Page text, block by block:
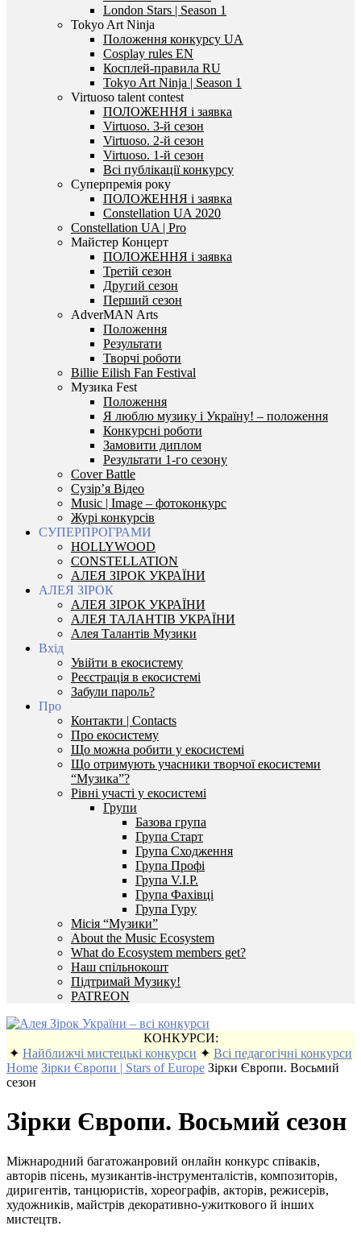
London Stars | Season 1
Tokyo Art Ninja
Положення конкурсу UA
Cosplay rules EN
Косплей-правила RU
Tokyo Art Ninja | Season 1
Virtuoso talent contest
ПОЛОЖЕННЯ і заявка
Virtuoso. 3-й сезон
Virtuoso. 2-й сезон
Virtuoso. 1-й сезон
Всі публікації конкурсу
Суперпремія року
ПОЛОЖЕННЯ і заявка
Constellation UA 2020
Constellation UA | Pro
Майстер Концерт
ПОЛОЖЕННЯ і заявка
Третій сезон
Другий сезон
Перший сезон
AdverMAN Arts
Положення
Результати
Творчі роботи
Billie Eilish Fan Festival
Музика Fest
Положення
Я люблю музику і Україну! – положення
Конкурсні роботи
Замовити диплом
Результати 1-го сезону
Cover Battle
Сузір’я Відео
Music | Image – фотоконкурс
Журі конкурсів
СУПЕРПРОГРАМИ
HOLLYWOOD
CONSTELLATION
АЛЕЯ ЗІРОК УКРАЇНИ
АЛЕЯ ЗІРОК
АЛЕЯ ЗІРОК УКРАЇНИ
АЛЕЯ ТАЛАНТІВ УКРАЇНИ
Алея Талантів Музики
Вхід
Увійти в екосистему
Реєстрація в екосистемі
Забули пароль?
Про
Контакти | Contacts
Про екосистему
Що можна робити у екосистемі
Що отримують учасники творчої екосистеми
“Музика”?
Рівні участі у екосистемі
Групи
Базова група
Група Старт
Група Сходження
Група Профі
Група V.I.P.
Група Фахівці
Група Гуру
Місія “Музики”
About the Music Ecosystem
What do Ecosystem members get?
Наш спільнокошт
Підтримай Музику!
PATREON
КОНКУРСИ:
✦ Найближчі мистецькі конкурси ✦ Всі педагогічні конкурси
Home Зірки Європи | Stars of Europe Зірки Європи. Восьмий
сезон
Зірки Європи. Восьмий сезон
Міжнародний багатожанровий онлайн конкурс співаків,
авторів пісень, музикантів-інструменталістів, композиторів,
диригентів, танцюристів, хореографів, акторів, режисерів,
художників, майстрів декоративно-ужиткового й інших
мистецтв.